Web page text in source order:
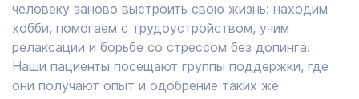
человеку заново выстроить свою жизнь: находим
хобби, помогаем с трудоустройством, учим
релаксации и борьбе со стрессом без допинга.
Наши пациенты посещают группы поддержки, где
они получают опыт и одобрение таких же